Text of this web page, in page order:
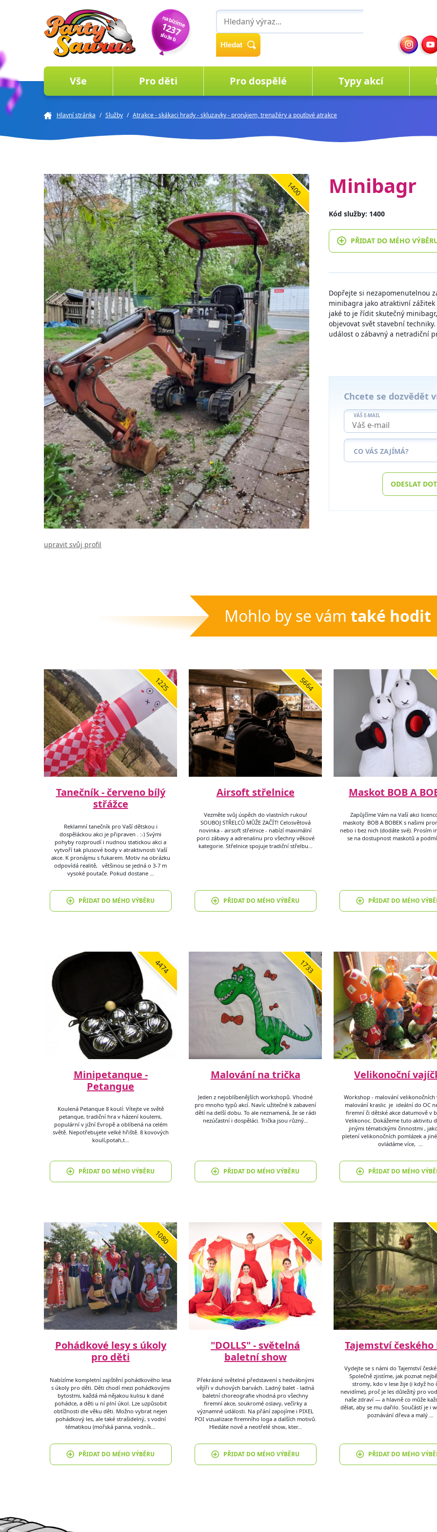
nabízíme
1237
služeb
Hledat
Vše Pro děti Pro dospělé Typy akcí
Hlavní stránka / Služby / Atrakce - skákaci hrady - skluzavky - pronájem, trenažéry a pouťové atrakce
1400
upravit svůj profil
Minibagr
Kód služby: 1400
PŘIDAT DO MÉHO
Dopřejte si nezapomenutelnou
minibagra jako atraktivní
jaké to je řídit skutečný
objevovat svět stavební
událost o zábavný a netradiční
Chcete se dozvědět
VÁŠ E-MAIL
CO VÁS ZAJÍMÁ?
ODESLAT
Mohlo by se vám také hodit
1225
Tanečník - červeno bílý
střážce
Reklamní tanečník pro Vaší dětskou i
dospěláckou akci je připraven . :-) Svými
pohyby rozproudí i nudnou statickou akci a
vytvoří tak plusové body v atraktivnosti Vaší
akce. K pronájmu s fukarem. Motiv na obrázku
odpovídá realitě, většinou se jedná o 3-7 m
vysoké poutače. Pokud dostane …
PŘIDAT DO MÉHO VÝBĚRU
5664
Airsoft střelnice
Vezměte svůj úspěch do vlastních rukou!
SOUBOJ STŘELCŮ MŮŽE ZAČÍT! Celosvětová
novinka - airsoft střelnice - nabízí maximální
porci zábavy a adrenalinu pro všechny věkové
kategorie. Střelnice spojuje tradiční střelbu…
PŘIDAT DO MÉHO VÝBĚRU
Maskot BOB A
Zapůjčíme Vám na Vaší akci
maskoty BOB A BOBEK s našimi
nebo i bez nich (dodáte své). Prosím
se na dostupnost maskotů a
PŘIDAT DO MÉHO
4474
Minipetanque -
Petangue
Koulená Petanque 8 koulí: Vítejte ve světě
petanque, tradiční hra v házení koulemi,
populární v jižní Evropě a oblíbená na celém
světě. Nepotřebujete velké hřiště. 8 kovových
koulí,potah,t…
PŘIDAT DO MÉHO VÝBĚRU
1733
Malování na trička
Jeden z nejoblíbenějších workshopů. Vhodné
pro mnoho typů akcí. Navíc užitečné k zabavení
dětí na delší dobu. To ale neznamená, že se rádi
nezúčastní i dospěláci. Trička jsou různý…
PŘIDAT DO MÉHO VÝBĚRU
Velikonoční
Workshop - malování velikonočních
malování kraslic je ideální do OC
firemní či dětské akce datumově v
Velikonoc. Dokážeme tuto aktivitu
jinými tématickými činnostmi ,
pletení velikonočních pomlázek a
ovládáme více, …
PŘIDAT DO MÉHO
1080
Pohádkové lesy s úkoly
pro děti
Nabízíme kompletní zajištění pohádkového lesa
s úkoly pro děti. Děti chodí mezi pohádkovými
bytostmi, každá má nějakou kulisu k dané
pohádce, a děti u ní plní úkol. Lze uzpůsobit
obtížnosti dle věku děti. Možno vybrat nejen
pohádkový les, ale také strašidelný, s vodní
tématikou (mořská panna, vodník…
PŘIDAT DO MÉHO VÝBĚRU
1145
"DOLLS" - světelná
baletní show
Překrásné světelné představení s hedvábnými
vějíři v duhových barvách. Ladný balet - ladná
baletní choreografie vhodná pro všechny
firemní akce, soukromé oslavy, večírky a
významné události. Na přání zapojíme i PIXEL
POI vizualizace firemního loga a dalších motivů.
Hledáte nové a neotřelé show, kter…
PŘIDAT DO MÉHO VÝBĚRU
Tajemství českého
Vydejte se s námi do Tajemství
Společně zjistíme, jak poznat
stromy, kdo v lese žije (i když ho
nevidíme), proč je les důležitý pro
naše zdraví — a hlavně co může
dělat, aby se mu dařilo. Součástí je i
poznávání dřeva a malý …
PŘIDAT DO MÉHO